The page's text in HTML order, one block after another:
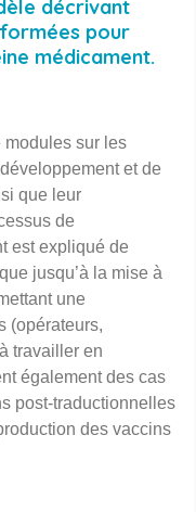
décrivant
pour
médicament.
modules sur les
et de
que leur
de
est expliqué de
jusqu’à la mise à
une
(opérateurs,
travailler en
également des cas
post-traductionnelles
des vaccins